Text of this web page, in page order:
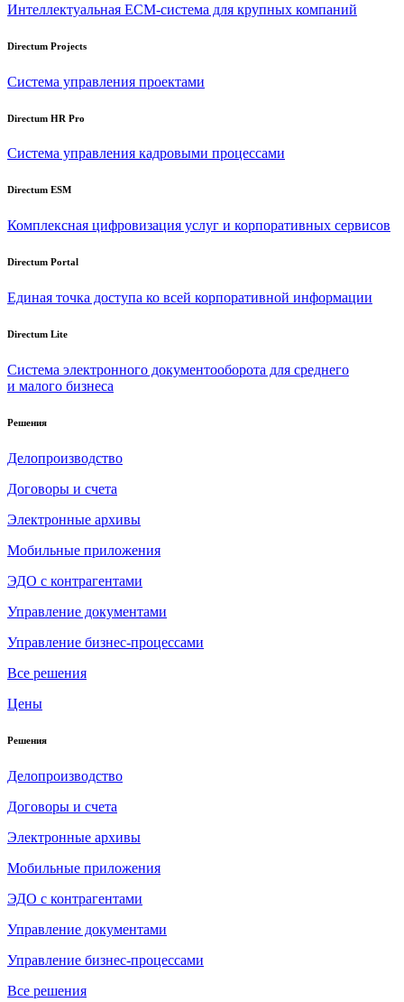
Интеллектуальная ECM-система для крупных компаний
Directum Projects
Система управления проектами
Directum HR Pro
Система управления кадровыми процессами
Directum ESM
Комплексная цифровизация услуг и корпоративных сервисов
Directum Portal
Единая точка доступа ко всей корпоративной информации
Directum Lite
Система электронного документооборота для среднего
и малого бизнеса
Решения
Делопроизводство
Договоры и счета
Электронные архивы
Мобильные приложения
ЭДО с контрагентами
Управление документами
Управление бизнес-процессами
Все решения
Цены
Решения
Делопроизводство
Договоры и счета
Электронные архивы
Мобильные приложения
ЭДО с контрагентами
Управление документами
Управление бизнес-процессами
Все решения